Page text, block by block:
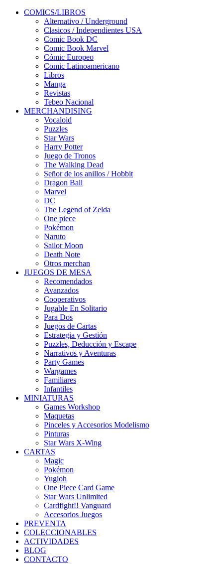
COMICS/LIBROS
Alternativo / Underground
Clasicos / Independientes USA
Comic Book DC
Comic Book Marvel
Cómic Europeo
Comic Latinoamericano
Libros
Manga
Revistas
Tebeo Nacional
MERCHANDISING
Vocaloid
Puzzles
Star Wars
Harry Potter
Juego de Tronos
The Walking Dead
Señor de los anillos / Hobbit
Dragon Ball
Marvel
DC
The Legend of Zelda
One piece
Pokémon
Naruto
Sailor Moon
Death Note
Otros merchan
JUEGOS DE MESA
Recomendados
Avanzados
Cooperativos
Jugable En Solitario
Para Dos
Juegos de Cartas
Estrategia y Gestión
Puzzles, Deducción y Escape
Narrativos y Aventuras
Party Games
Wargames
Familiares
Infantiles
MINIATURAS
Games Workshop
Maquetas
Pinceles y Accesorios Modelismo
Pinturas
Star Wars X-Wing
CARTAS
Magic
Pokémon
Yugioh
One Piece Card Game
Star Wars Unlimited
Cardfight!! Vanguard
Accesorios Juegos
PREVENTA
COLECCIONABLES
ACTIVIDADES
BLOG
CONTACTO